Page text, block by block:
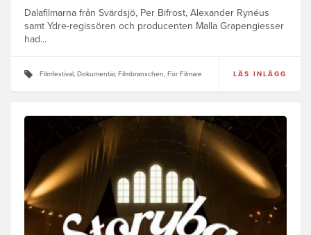
Dalafilmarna från Svärdsjö, Per Bifrost, Alexander Rynéus
samt Ydre-regissören och producenten Malla Grapengiesser
had...
Filmfestival, Dokumentär, Filmbranschen, För Filmare LÄS INLÄGG